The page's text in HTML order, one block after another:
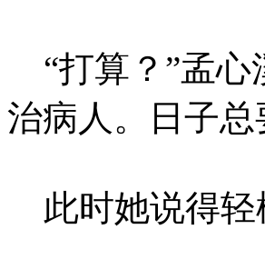
“打算？”孟心
治病人。日子
此时她说得轻